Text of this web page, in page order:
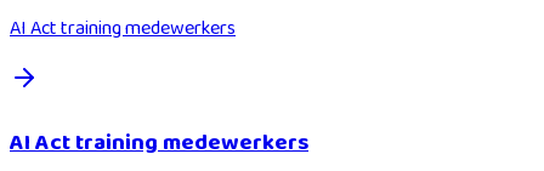
AI Act training medewerkers
AI Act training medewerkers